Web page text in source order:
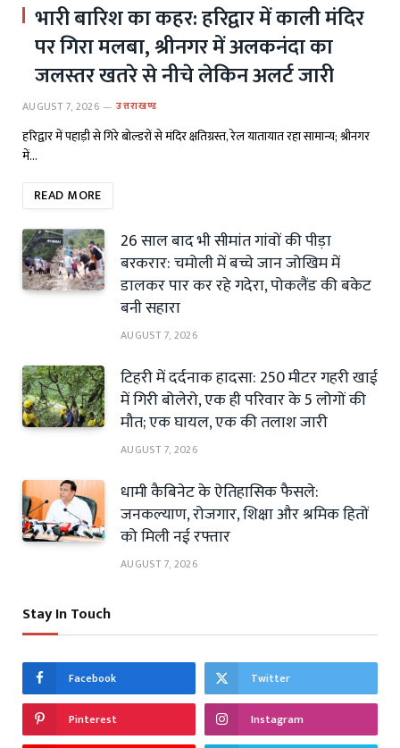
भारी बारिश का कहर: हरिद्वार में काली मंदिर
पर गिरा मलबा, श्रीनगर में अलकनंदा का
जलस्तर खतरे से नीचे लेकिन अलर्ट जारी
AUGUST 7, 2026 उत्तराखण्ड
हरिद्वार में पहाड़ी से गिरे बोल्डरों से मंदिर क्षतिग्रस्त, रेल यातायात रहा सामान्य; श्रीनगर
में…
READ MORE
26 साल बाद भी सीमांत गांवों की पीड़ा
बरकरार: चमोली में बच्चे जान जोखिम में
डालकर पार कर रहे गदेरा, पोकलैंड की बकेट
बनी सहारा
AUGUST 7, 2026
टिहरी में दर्दनाक हादसा: 250 मीटर गहरी खाई
में गिरी बोलेरो, एक ही परिवार के 5 लोगों की
मौत; एक घायल, एक की तलाश जारी
AUGUST 7, 2026
धामी कैबिनेट के ऐतिहासिक फैसले:
जनकल्याण, रोजगार, शिक्षा और श्रमिक हितों
को मिली नई रफ्तार
AUGUST 7, 2026
Stay In Touch
Facebook Twitter
Pinterest Instagram